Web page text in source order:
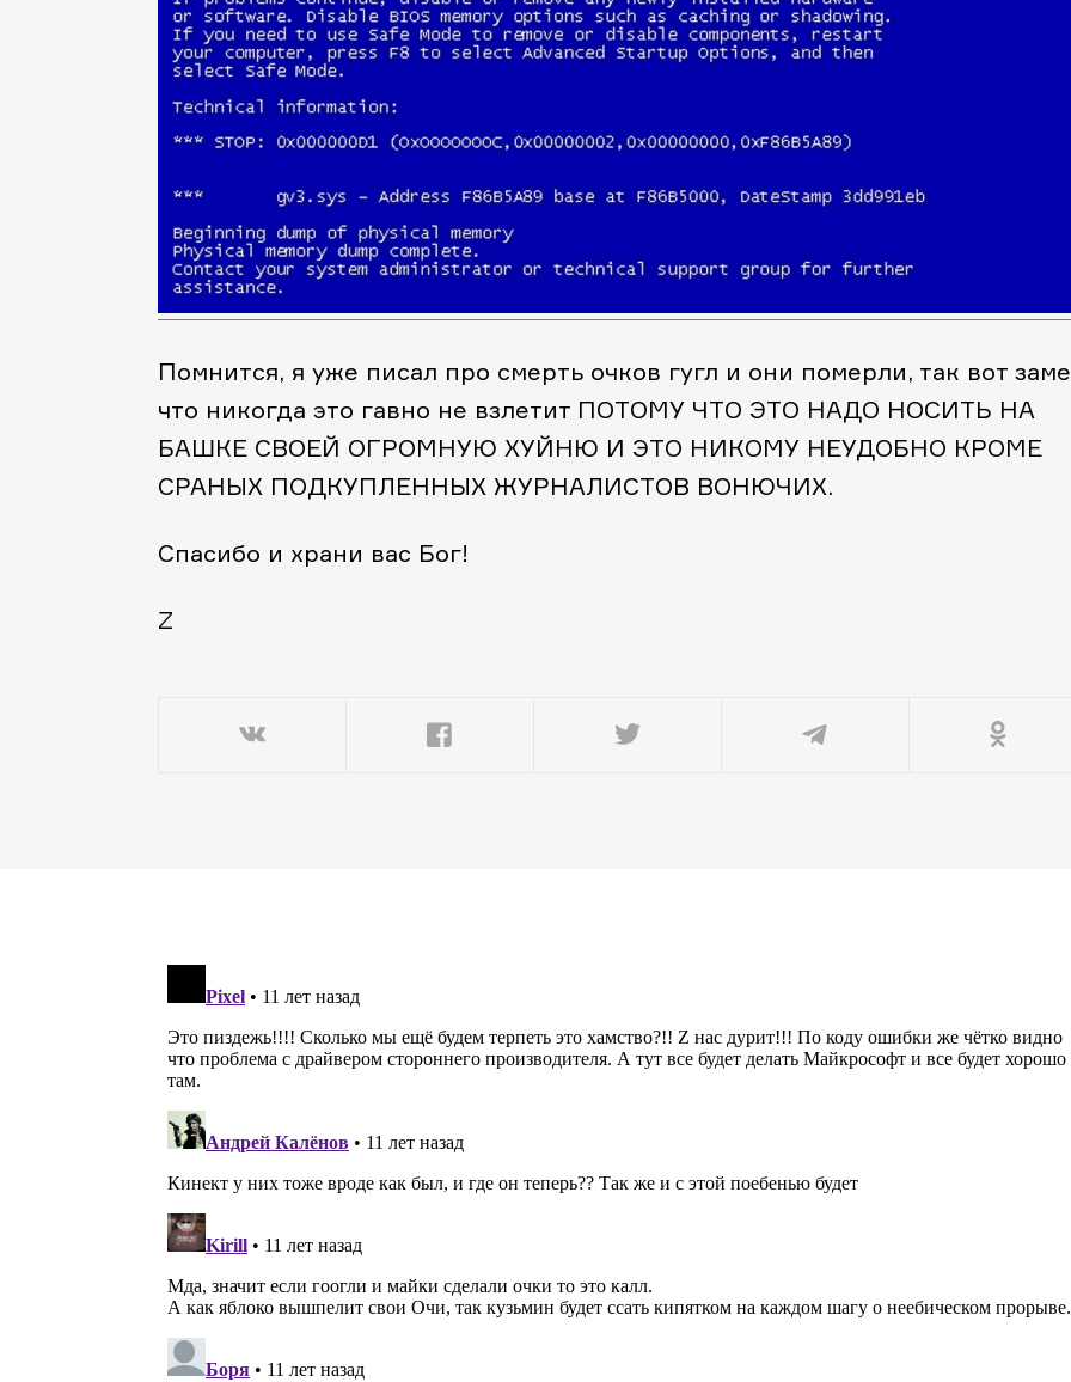
Помнится, я уже писал про смерть очков гугл и они померли, так вот
что никогда это гавно не взлетит ПОТОМУ ЧТО ЭТО НАДО НОСИТЬ НА
БАШКЕ СВОЕЙ ОГРОМНУЮ ХУЙНЮ И ЭТО НИКОМУ НЕУДОБНО КРОМЕ
СРАНЫХ ПОДКУПЛЕННЫХ ЖУРНАЛИСТОВ ВОНЮЧИХ.
Спасибо и храни вас Бог!
Z